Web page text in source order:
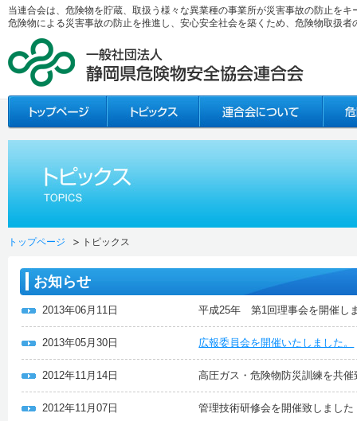
当連合会は、危険物を貯蔵、取扱う様々な異業種の事業所が災害事故の防止を
危険物による災害事故の防止を推進し、安心安全社会を築くため、危険物取扱
トップページ トピックス
お知らせ
2013年06月11日 平成25年 第1回理事会を開催し
2013年05月30日 広報委員会を開催いたしました。
2012年11月14日 高圧ガス・危険物防災訓練を共
2012年11月07日 管理技術研修会を開催致しました